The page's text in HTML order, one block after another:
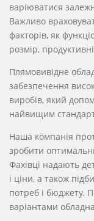
варіюватися
Важливо
факторів, як
розмір,
Плямовивідне
забезпечення
виробів, який
найвищим
Наша компанія
зробити
Фахівці надають
і ціни, а також
потреб і бюджету.
варіантами